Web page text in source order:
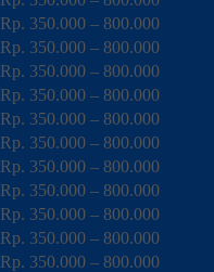
Rp. 350.000 – 800.000
Rp. 350.000 – 800.000
Rp. 350.000 – 800.000
Rp. 350.000 – 800.000
Rp. 350.000 – 800.000
Rp. 350.000 – 800.000
Rp. 350.000 – 800.000
Rp. 350.000 – 800.000
Rp. 350.000 – 800.000
Rp. 350.000 – 800.000
Rp. 350.000 – 800.000